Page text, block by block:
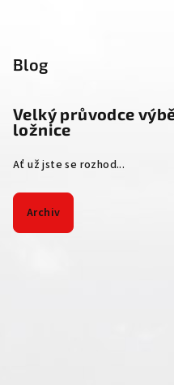
Blog
Velký průvodce
ložnice
Ať už jste se rozhod...
Archiv